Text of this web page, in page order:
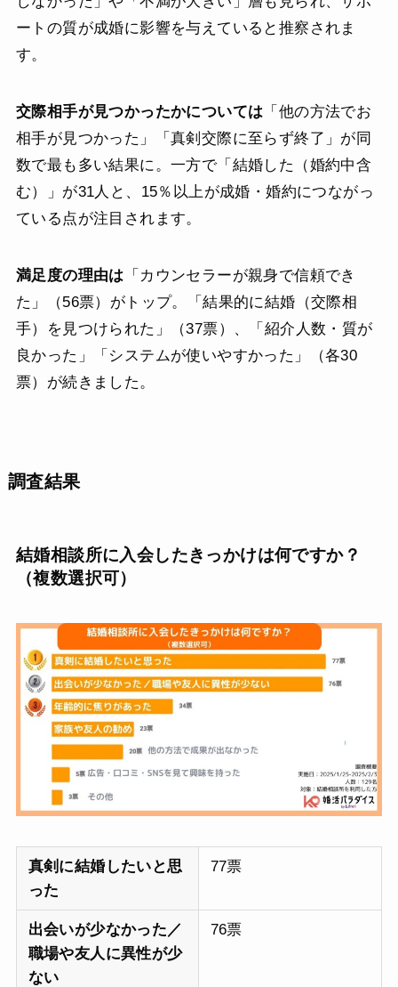
ートの質が成婚に影響を与えていると推察されま
す。
交際相手が見つかったかについては 「他の方法でお
相手が見つかった」「真剣交際に至らず終了」が同
数で最も多い結果に。一方で「結婚した（婚約中含
む）」が31人と、15％以上が成婚・婚約につながっ
ている点が注目されます。
満足度の理由は 「カウンセラーが親身で信頼でき
た」（56票）がトップ。「結果的に結婚（交際相
手）を見つけられた」（37票）、「紹介人数・質が
良かった」「システムが使いやすかった」（各30
票）が続きました。
調査結果
結婚相談所に入会したきっかけは何ですか？
（複数選択可）
真剣に結婚したいと思
った
77票
出会いが少なかった／
職場や友人に異性が少
ない
76票